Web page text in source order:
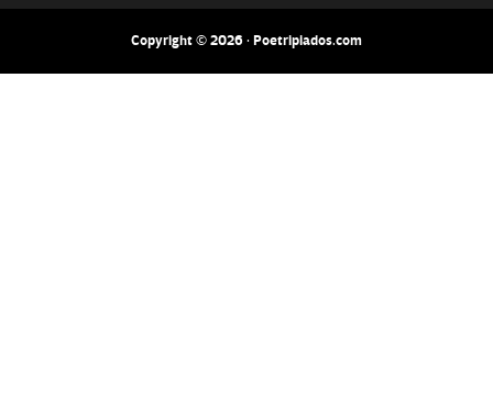
Copyright © 2026 · Poetripiados.com